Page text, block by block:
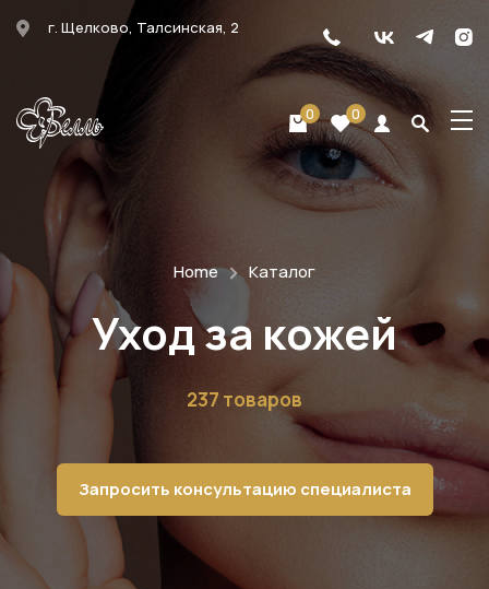
г. Щелково, Талсинская, 2
0 0
Home Каталог
Уход за кожей
237 товаров
Запросить консультацию специалиста